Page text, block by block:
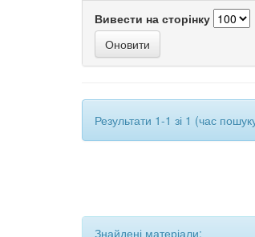
Вивести на сторінку
Результати 1-1 зі 1 (час
Знайдені матеріали: